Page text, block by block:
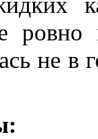
не в